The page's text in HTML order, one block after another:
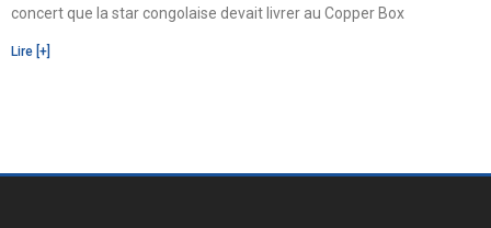
concert que la star congolaise devait livrer au Copper Box
Lire [+]